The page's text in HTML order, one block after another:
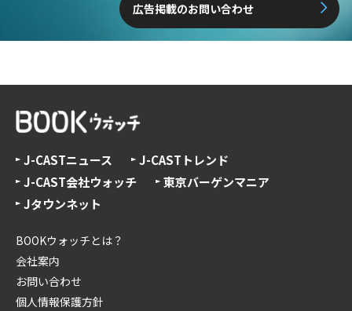
広告掲載のお問い合わせ
J-CASTニュース
J-CASTトレンド
J-CAST会社ウォッチ
東京バーゲンマニア
Jタウンネット
BOOKウォッチとは？
会社案内
お問い合わせ
個人情報保護方針